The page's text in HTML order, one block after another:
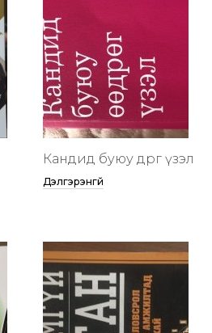
Кандид буюу өөдрөг үзэл
Дэлгэрэнгүй